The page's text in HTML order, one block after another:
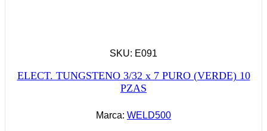
SKU: E091
ELECT. TUNGSTENO 3/32 x 7 PURO (VERDE) 10
PZAS
Marca: WELD500